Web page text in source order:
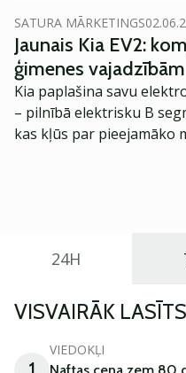
SATURA MĀRKETINGS
Jaunais Kia EV2:
ģimenes vajadzībām
Kia paplašina savu
– pilnībā elektrisku B
kas kļūs par pieejamāko
24H
VISVAIRĀK LASĪTS
VIEDOKĻI